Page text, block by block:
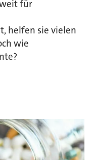
für
helfen sie vielen
wie